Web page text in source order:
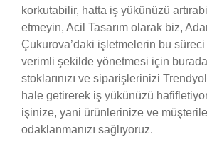
korkutabilir, hatta iş yükünüzü
etmeyin, Acil Tasarım olarak biz,
Çukurova’daki işletmelerin bu
verimli şekilde yönetmesi için
stoklarınızı ve siparişlerinizi
hale getirerek iş yükünüzü
işinize, yani ürünlerinize ve
odaklanmanızı sağlıyoruz.